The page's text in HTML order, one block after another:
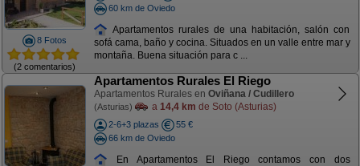
8 Fotos
(2 comentarios)
60 km de Oviedo
Apartamentos rurales de una habitación, salón con
sofá cama, baño y cocina. Situados en un valle entre mar y
montaña. Buena situación para c ...
Apartamentos Rurales El Riego
Apartamentos Rurales en Oviñana / Cudillero
(Asturias) a 14,4 km de Soto (Asturias)
2-6+3 plazas
55 €
66 km de Oviedo
En Apartamentos El Riego contamos con dos